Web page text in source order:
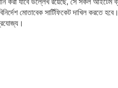
করা যাবে উল্লেখ রয়েছে, সে সকল
মোতাবেক সার্টিফিকেট দাখিল করতে